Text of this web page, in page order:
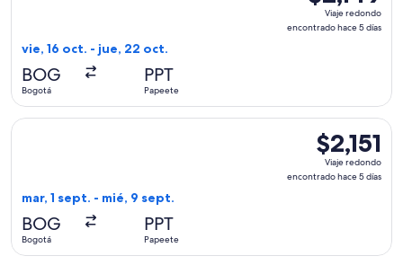
Viaje
redondo,
Viaje redondo
encontrado hace 5 días
vie, 16 oct. - jue, 22 oct.
BOG
Bogotá
PPT
Papeete
$2,151
Viaje
redondo,
$2,151
Viaje redondo
encontrado hace 5 días
mar, 1 sept. - mié, 9 sept.
BOG
Bogotá
PPT
Papeete
Seleccionar vuelo de United, con salida el mar, 1 sept.